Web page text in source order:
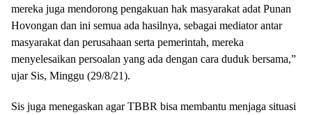
mereka juga mendorong pengakuan hak masyarakat adat Punan
Hovongan dan ini semua ada hasilnya, sebagai mediator antar
masyarakat dan perusahaan serta pemerintah, mereka
menyelesaikan persoalan yang ada dengan cara duduk bersama,”
ujar Sis, Minggu (29/8/21).
Sis juga menegaskan agar TBBR bisa membantu menjaga situasi